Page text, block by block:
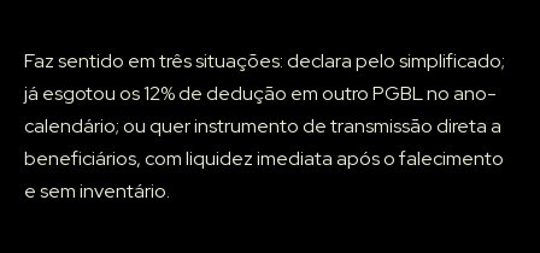
Faz sentido em três situações: declara pelo simplificado;
já esgotou os 12% de dedução em outro PGBL no ano-
calendário; ou quer instrumento de transmissão direta a
beneficiários, com liquidez imediata após o falecimento
e sem inventário.